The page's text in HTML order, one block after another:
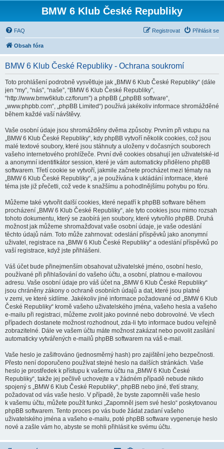
BMW 6 Klub České Republiky
FAQ Přihlásit se
Registrovat
Obsah fóra
BMW 6 Klub České Republiky - Ochrana soukromí
Toto prohlášení podrobně vysvětluje jak „BMW 6 Klub České Republiky“ (dále
jen “my”, “nás”, “naše”, “BMW 6 Klub České Republiky”,
“http://www.bmw6klub.cz/forum”) a phpBB („phpBB software“,
„www.phpbb.com“, „phpBB Limited“) používá jakékoliv informace shromážděné
během každé vaší návštěvy.
Vaše osobní údaje jsou shromážděny dvěma způsoby. Prvním při vstupu na
„BMW 6 Klub České Republiky“, kdy phpBB vytvoří několik cookies, což jsou
malé textové soubory, které jsou stáhnuty a uloženy v dočasných souborech
vašeho internetového prohlížeče. První dvě cookies obsahují jen uživatelské-id
a anonymní identifikátor session, které je vám automaticky přiděleno phpBB
softwarem. Třetí cookie se vytvoří, jakmile začnete procházet mezi tématy na
„BMW 6 Klub České Republiky“, a je používána k ukládání informace, které
téma jste již přečetli, což vede k snažšímu a pohodlnějšímu pohybu po fóru.
Můžeme také vytvořit další cookies, které nepatří k phpBB software během
procházení „BMW 6 Klub České Republiky“, ale tyto cookies jsou mimo rozsah
tohoto dokumentu, který se zaobírá jen soubory, které vytvořilo phpBB. Druhá
možnost jak můžeme shromažďovat vaše osobní údaje, je vaše odeslání
těchto údajů nám. Toto může zahrnovat: odeslání příspěvků jako anonymní
uživatel, registrace na „BMW 6 Klub České Republiky“ a odeslání příspěvků po
vaší registrace, když jste přihlášeni.
Váš účet bude přinejmenším obsahovat uživatelské jméno, osobní heslo,
používané při přihlašování do vašeho účtu, a osobní, platnou e-mailovou
adresu. Vaše osobní údaje pro váš účet na „BMW 6 Klub České Republiky“
jsou chráněny zákony o ochraně osobních údajů a dat, které jsou platné
v zemi, ve které sídlíme. Jakékoliv jiné informace požadované od „BMW 6 Klub
České Republiky“ kromě vašeho uživatelského jména, vašeho hesla a vašeho
e-mailu při registraci, můžeme zvolit jako povinné nebo dobrovolné. Ve všech
případech dostanete možnost rozhodnout, zda-li tyto informace budou veřejně
zobrazitelné. Dále ve vašem účtu máte možnost zakázat nebo povolit zasílání
automaticky vytvářených e-mailů phpBB softwarem na váš e-mail.
Vaše heslo je zašifrováno (jednosměrný hash) pro zajištění jeho bezpečnosti.
Přesto není doporučeno používat stejné heslo na dalších stránkách. Vaše
heslo je prostředek k přístupu k vašemu účtu na „BMW 6 Klub České
Republiky“, takže jej pečlivě uchovejte a v žádném případě nebude nikdo
spojený s „BMW 6 Klub České Republiky“, phpBB nebo jiné, třetí strany,
požadovat od vás vaše heslo. V případě, že byste zapomněli vaše heslo
k vašemu účtu, můžete použít funkci „Zapomněl jsem své heslo“ poskytovanou
phpBB softwarem. Tento proces po vás bude žádat zadaní vašeho
uživatelského jména a vašeho e-mailu, poté phpBB software vygeneruje heslo
nové a zašle vám ho, abyste se mohli přihlásit ke svému účtu.